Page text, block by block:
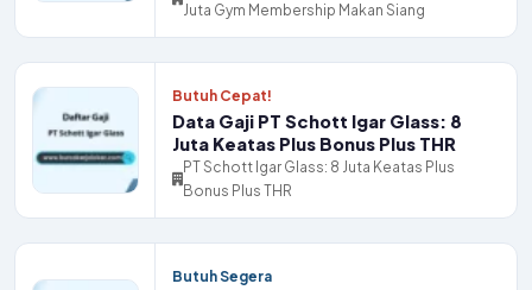
Juta Gym Membership Makan Siang
Butuh Cepat!
Data Gaji PT Schott Igar Glass: 8
Juta Keatas Plus Bonus Plus THR
PT Schott Igar Glass: 8 Juta Keatas Plus
Bonus Plus THR
Butuh Segera